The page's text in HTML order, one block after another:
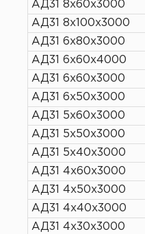
АД31 8х60х3000
АД31 8х100х3000
АД31 6х80х3000
АД31 6х60х4000
АД31 6х60х3000
АД31 6х50х3000
АД31 5х60х3000
АД31 5х50х3000
АД31 5х40х3000
АД31 4х60х3000
АД31 4х50х3000
АД31 4х40х3000
АД31 4х30х3000